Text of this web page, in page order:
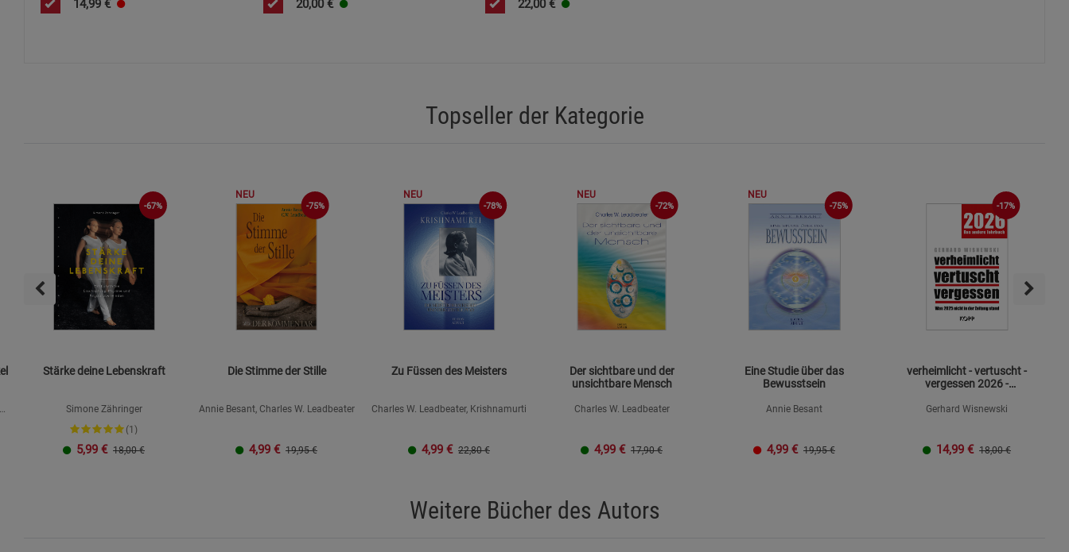
14,99 € 20,00 € 22,00 €
Topseller der Kategorie
-67%
Stärke deine Lebenskraft
Simone Zähringer
(1)
5,99 € 18,00 €
NEU
-75%
Die Stimme der Stille
Annie Besant, Charles W. Leadbeater
4,99 € 19,95 €
NEU
-78%
Zu Füssen des Meisters
Charles W. Leadbeater, Krishnamurti
4,99 € 22,80 €
NEU
-72%
Der sichtbare und der
unsichtbare Mensch
Charles W. Leadbeater
4,99 € 17,90 €
NEU
-75%
Eine Studie über das
Bewusstsein
Annie Besant
4,99 € 19,95 €
-17%
verheimlicht - vertuscht -
vergessen 2026 -
Gerhard Wisnewski
14,99 € 18,00 €
Weitere Bücher des Autors
Statistik Cookies (2)
Marketing Cookies (3)
Beschreibung Marketing Cookies
Datenschutzerklärung Impressum